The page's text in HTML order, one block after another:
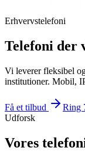
Erhvervstelefoni
Telefoni
Vi leverer fleksibel
institutioner. Mobil,
Få et tilbud
Ring
Udforsk
Vores